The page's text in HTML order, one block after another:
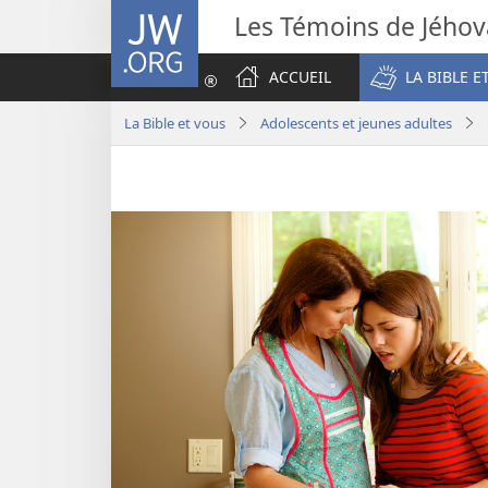
JW.ORG Les Témoins de
ACCUEIL
LA BIBLE
La Bible et vous Adolescents et jeunes adultes